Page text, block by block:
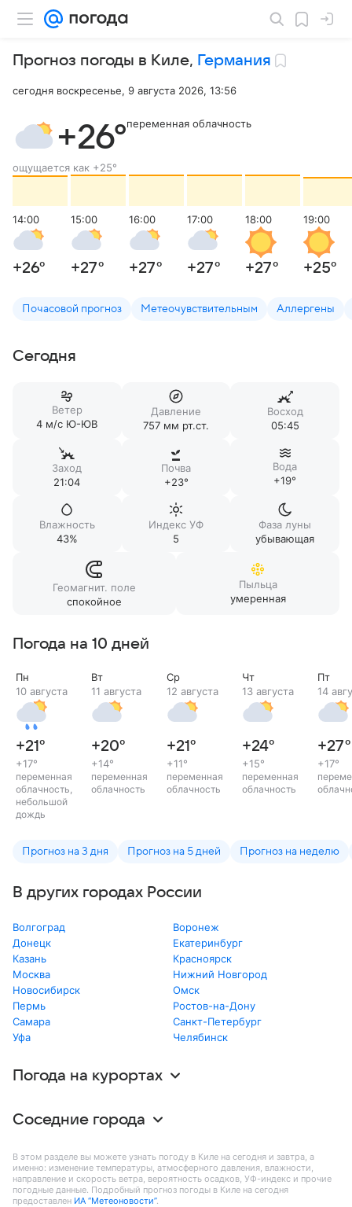
Прогноз погоды в Киле, Германия
сегодня воскресенье, 9 августа 2026, 13:56
+26°
ощущается как +25°
переменная облачность
14:00
+26°
15:00
+27°
16:00
+27°
17:00
+27°
18:00
+27°
19:00
+25°
Почасовой прогноз Метеочувствительным Аллергены
Сегодня
Ветер
4 м/c Ю-ЮВ
Давление
757 мм рт.ст.
Восход
05:45
Заход
21:04
Почва
+23°
Вода
+19°
Влажность
43%
Индекс УФ
5
Фаза луны
убывающая
Геомагнит. поле
спокойное
Пыльца
умеренная
Погода на 10 дней
Пн
10 августа
+21°
+17°
переменная
облачность,
небольшой
дождь
Вт
11 августа
+20°
+14°
переменная
облачность
Ср
12 августа
+21°
+11°
переменная
облачность
Чт
13 августа
+24°
+15°
переменная
облачность
Пт
14
+27°
+17°
Прогноз на 3 дня Прогноз на 5 дней Прогноз на неделю
В других городах России
Волгоград
Воронеж
Донецк
Екатеринбург
Казань
Красноярск
Москва
Нижний Новгород
Новосибирск
Омск
Пермь
Ростов-на-Дону
Самара
Санкт-Петербург
Уфа
Челябинск
Погода на курортах
Соседние города
В этом разделе вы можете узнать погоду в Киле на сегодня и завтра, а
именно: изменение температуры, атмосферного давления, влажности,
направление и скорость ветра, вероятность осадков, УФ-индекс и прочие
погодные данные. Подробный прогноз погоды в Киле на сегодня
предоставлен ИА “Метеоновости”.